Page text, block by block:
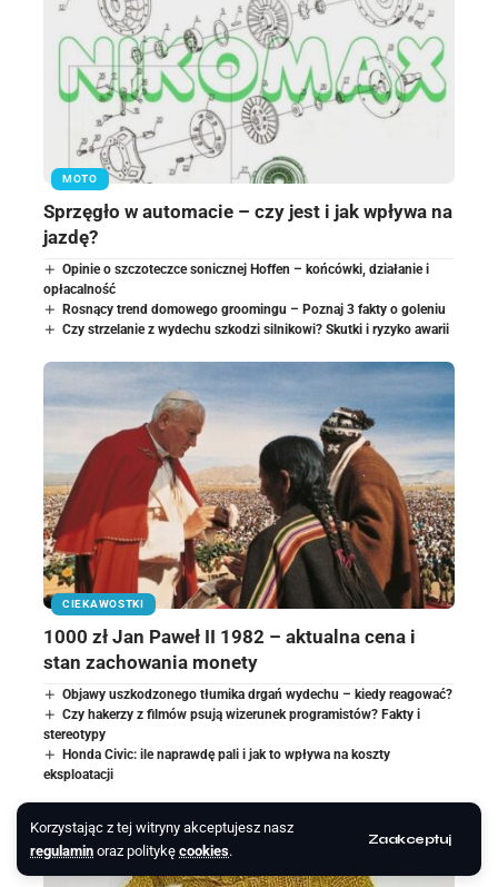
Korzystając z tej witryny akceptujesz nasz
regulamin oraz politykę cookies.
Zaakceptuj
MOTO
Sprzęgło w automacie – czy jest i jak wpływa na
jazdę?
Opinie o szczoteczce sonicznej Hoffen – końcówki, działanie i
opłacalność
Rosnący trend domowego groomingu – Poznaj 3 fakty o goleniu
Czy strzelanie z wydechu szkodzi silnikowi? Skutki i ryzyko awarii
CIEKAWOSTKI
1000 zł Jan Paweł II 1982 – aktualna cena i
stan zachowania monety
Objawy uszkodzonego tłumika drgań wydechu – kiedy reagować?
Czy hakerzy z filmów psują wizerunek programistów? Fakty i
stereotypy
Honda Civic: ile naprawdę pali i jak to wpływa na koszty
eksploatacji